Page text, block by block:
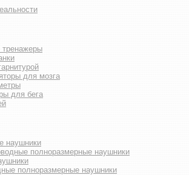
для мозга
для бега
наушники
полноразмерные наушники
полноразмерные наушники